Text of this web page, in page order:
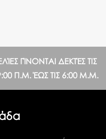
ΓΊΝΟΝΤΑΙ ΔΕΚΤΈΣ ΤΙΣ
Π.Μ. ΈΩΣ ΤΙΣ 6:00 Μ.Μ.